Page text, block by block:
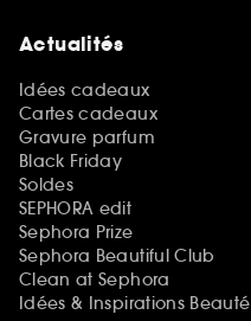
Actualités
Idées cadeaux
Cartes cadeaux
Gravure parfum
Black Friday
Soldes
SEPHORA edit
Sephora Prize
Sephora Beautiful Club
Clean at Sephora
Idées & Inspirations Beauté